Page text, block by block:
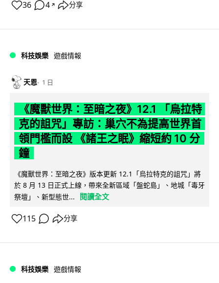
36 4 ↗ 分享
科技娛樂 遊戲情報
天恩 1 日
《魔獸世界：至暗之夜》12.1 「烏拉特
克的詛咒」專訪：巢穴不為提高世界首
領門檻而設 《諸王之眠》縮短約 10 分
鐘
《魔獸世界：至暗之夜》版本更新 12.1「烏拉特克的詛咒」將
於 8 月 13 日正式上線，帶來全新區域「盤蛇島」、地城「毒牙
祭壇」、新型態世...
閱讀全文
115 分享
科技娛樂 遊戲情報